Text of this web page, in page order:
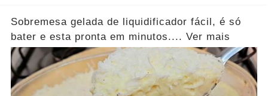
Sobremesa gelada de liquidificador fácil, é só
bater e esta pronta em minutos.... Ver mais